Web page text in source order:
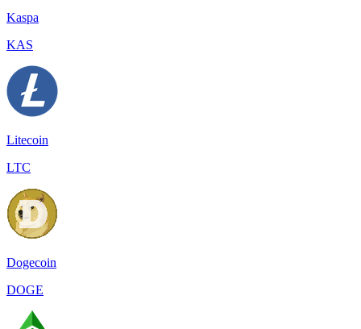
Kaspa
KAS
Litecoin
LTC
Dogecoin
DOGE